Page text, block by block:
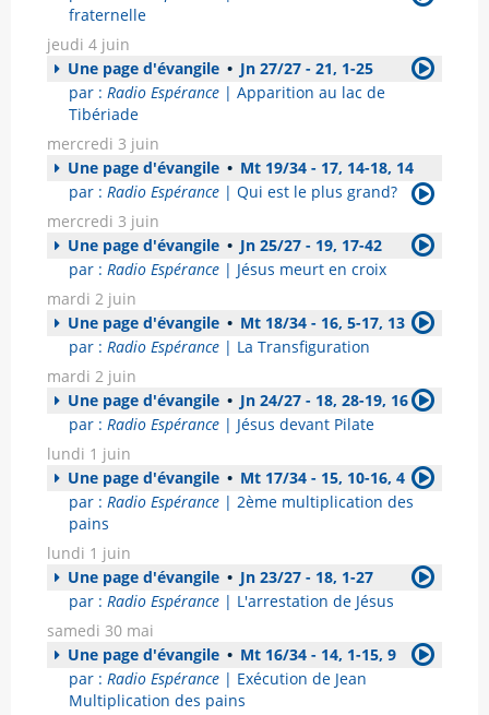
fraternelle
jeudi 4 juin
Une page d'évangile • Jn 27/27 - 21, 1-25
par : Radio Espérance | Apparition au lac de
Tibériade
mercredi 3 juin
Une page d'évangile • Mt 19/34 - 17, 14-18, 14
par : Radio Espérance | Qui est le plus grand?
mercredi 3 juin
Une page d'évangile • Jn 25/27 - 19, 17-42
par : Radio Espérance | Jésus meurt en croix
mardi 2 juin
Une page d'évangile • Mt 18/34 - 16, 5-17, 13
par : Radio Espérance | La Transfiguration
mardi 2 juin
Une page d'évangile • Jn 24/27 - 18, 28-19, 16
par : Radio Espérance | Jésus devant Pilate
lundi 1 juin
Une page d'évangile • Mt 17/34 - 15, 10-16, 4
par : Radio Espérance | 2ème multiplication des
pains
lundi 1 juin
Une page d'évangile • Jn 23/27 - 18, 1-27
par : Radio Espérance | L'arrestation de Jésus
samedi 30 mai
Une page d'évangile • Mt 16/34 - 14, 1-15, 9
par : Radio Espérance | Exécution de Jean
Multiplication des pains